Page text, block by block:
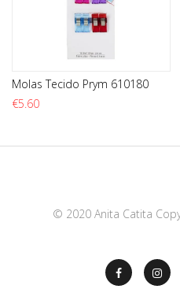
Molas Tecido Prym 610180
€5.60
© 2020 Anita Catita